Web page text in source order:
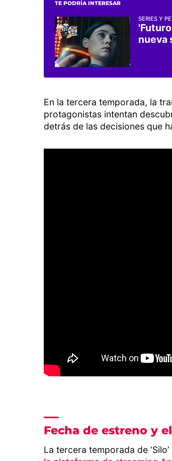
TE PODRÍA INTERESAR
SERIES Y
nueva
En la tercera temporada, la
protagonistas intentan
detrás de las decisiones que
Fecha de estreno y
La tercera temporada de